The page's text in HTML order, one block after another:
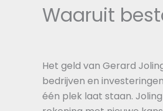
Waaruit
Het geld van Gerard
bedrijven en
één plek laat staan.